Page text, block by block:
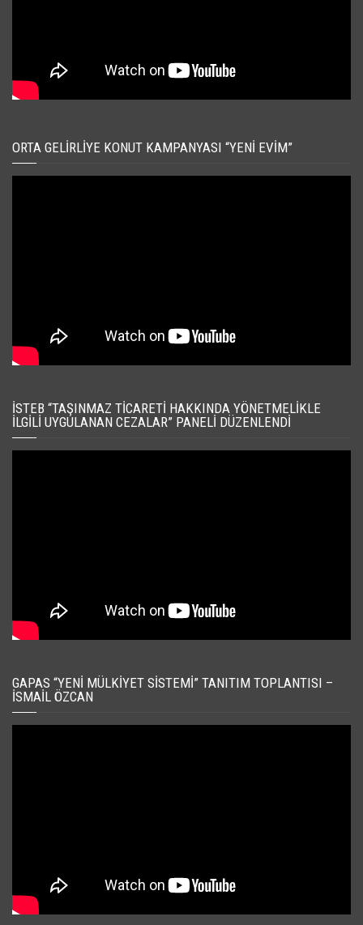
ORTA GELIRLIYE KONUT KAMPANYASI “YENI EVIM”
İSTEB “TAŞINMAZ TICARETI HAKKINDA YÖNETMELIKLE
İLGILI UYGULANAN CEZALAR” PANELI DÜZENLENDI
GAPAS “YENI MÜLKIYET SISTEMI” TANITIM TOPLANTISI –
İSMAIL ÖZCAN